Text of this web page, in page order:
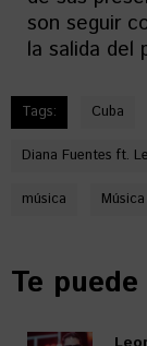
son seguir
la salida del
Tags: Cuba
Diana Fuentes ft.
música
Te